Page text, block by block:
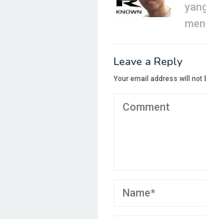
Leave a Reply
Your email address will not